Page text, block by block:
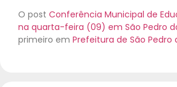
O post Conferência Municipal de
na quarta-feira (09) em São Pedro
primeiro em Prefeitura de São Pedro